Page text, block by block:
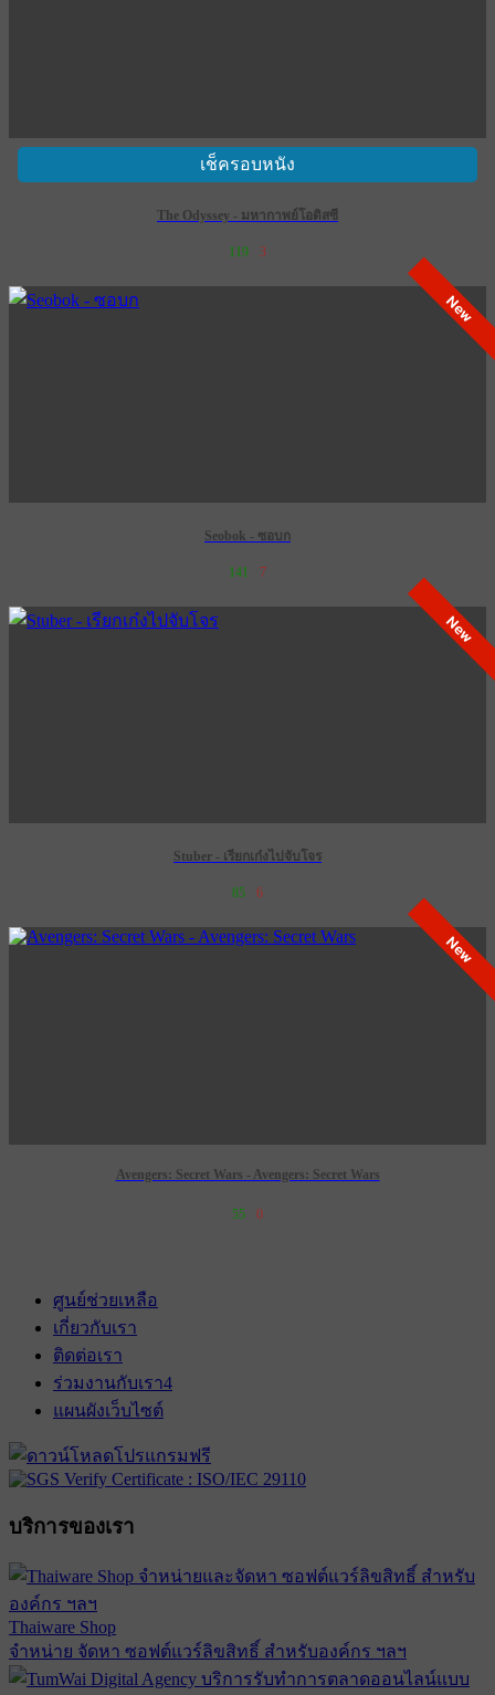
เช็ครอบหนัง
The Odyssey - มหากาพย์โอดิสซี
119 3
New
Seobok - ซอบก
141 7
New
Stuber - เรียกเก๋งไปจับโจร
85 6
New
Avengers: Secret Wars - Avengers: Secret Wars
55 0
ศูนย์ช่วยเหลือ
เกี่ยวกับเรา
ติดต่อเรา
ร่วมงานกับเรา4
แผนผังเว็บไซต์
บริการของเรา
Thaiware Shop
จำหน่าย จัดหา ซอฟต์แวร์ลิขสิทธิ์ สำหรับองค์กร ฯลฯ